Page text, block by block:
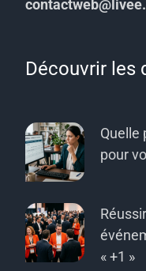
Découvrir les
Quelle
pour
« +1 »